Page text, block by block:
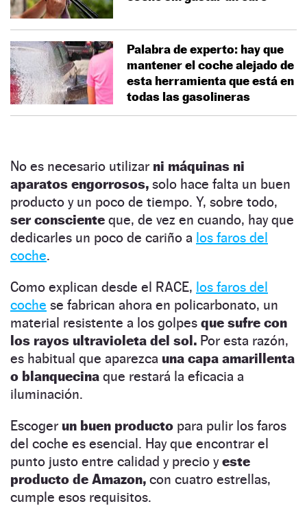
Palabra de experto: hay que
mantener el coche alejado de
esta herramienta que está en
todas las gasolineras
No es necesario utilizar ni máquinas ni
aparatos engorrosos, solo hace falta un buen
producto y un poco de tiempo. Y, sobre todo,
ser consciente que, de vez en cuando, hay que
dedicarles un poco de cariño a los faros del
coche.
Como explican desde el RACE, los faros del
coche se fabrican ahora en policarbonato, un
material resistente a los golpes que sufre con
los rayos ultravioleta del sol. Por esta razón,
es habitual que aparezca una capa amarillenta
o blanquecina que restará la eficacia a
iluminación.
Escoger un buen producto para pulir los faros
del coche es esencial. Hay que encontrar el
punto justo entre calidad y precio yeste
producto de Amazon, con cuatro estrellas,
cumple esos requisitos.